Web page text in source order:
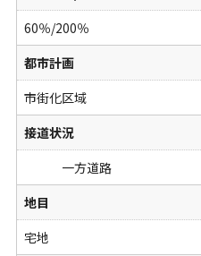
60％/200％
都市計画
市街化区域
接道状況
一方道路
地目
宅地